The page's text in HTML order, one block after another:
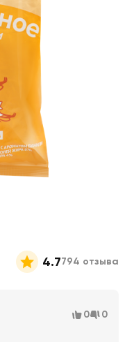
4.7794 отзыва
0 0